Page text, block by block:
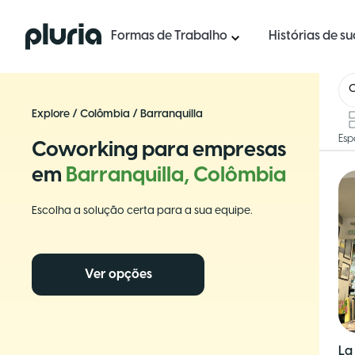
Logo Pluria Formas de Trabalho Histórias de
Explore / Colômbia / Barranquilla
Coworking para empresas
em Barranquilla, Colômbia
Escolha a solução certa para a sua equipe.
Ver opções